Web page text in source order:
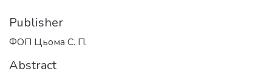
Publisher
ФОП Цьома С. П.
Abstract